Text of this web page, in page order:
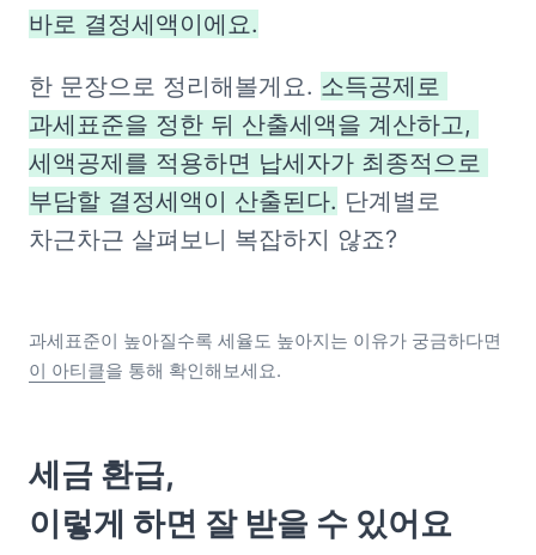
바로 결정세액이에요.
한 문장으로 정리해볼게요. 소득공제로
과세표준을 정한 뒤 산출세액을 계산하고,
세액공제를 적용하면 납세자가 최종적으로
부담할 결정세액이 산출된다. 단계별로
차근차근 살펴보니 복잡하지 않죠?
이 아티클을 통해 확인해보세요.
세금 환급,
이렇게 하면 잘 받을 수 있어요